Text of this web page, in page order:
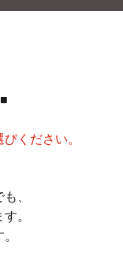
ください。
、
。